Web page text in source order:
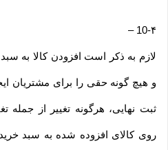
10-۴ –
لازم به ذکر است افزودن کالا به
و هیچ گونه حقی را برای مشتریان
ثبت نهایی، هرگونه تغییر از جمله
روی کالای افزوده شده به سبد